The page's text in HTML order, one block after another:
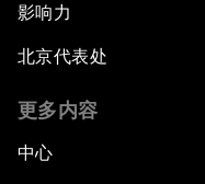
影响力
北京代表处
更多内容
中心